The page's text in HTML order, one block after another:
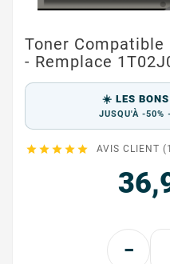
Toner Compatible
- Remplace
☀️ LES BONS
JUSQU'À -50%
     AVIS CLIENT